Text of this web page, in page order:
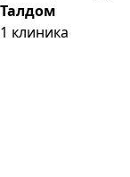
Талдом
1 клиника